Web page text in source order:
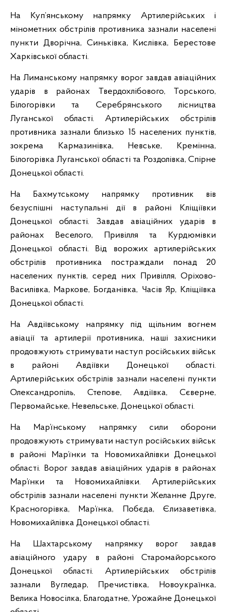
На Куп’янському напрямку Артилерійських і
мінометних обстрілів противника зазнали населені
пункти Дворічна, Синьківка, Кислівка, Берестове
Харківської області.
На Лиманському напрямку ворог завдав авіаційних
ударів в районах Твердохлібового, Торського,
Білогорівки та Серебрянського лісництва
Луганської області. Артилерійських обстрілів
противника зазнали близько 15 населених пунктів,
зокрема Кармазинівка, Невське, Кремінна,
Білогорівка Луганської області та Роздолівка, Спірне
Донецької області.
На Бахмутському напрямку противник вів
безуспішні наступальні дії в районі Кліщіївки
Донецької області. Завдав авіаційних ударів в
районах Веселого, Привілля та Курдюмівки
Донецької області. Від ворожих артилерійських
обстрілів противника постраждали понад 20
населених пунктів, серед них Привілля, Оріхово-
Василівка, Маркове, Богданівка, Часів Яр, Кліщіївка
Донецької області.
На Авдіївському напрямку під щільним вогнем
авіації та артилерії противника, наші захисники
продовжують стримувати наступ російських військ
в районі Авдіївки Донецької області.
Артилерійських обстрілів зазнали населені пункти
Олександропіль, Степове, Авдіївка, Сєверне,
Первомайське, Невельське, Донецької області.
На Мар’їнському напрямку сили оборони
продовжують стримувати наступ російських військ
в районі Мар’їнки та Новомихайлівки Донецької
області. Ворог завдав авіаційних ударів в районах
Мар’їнки та Новомихайлівки. Артилерійських
обстрілів зазнали населені пункти Желанне Друге,
Красногорівка, Мар’їнка, Побєда, Єлизаветівка,
Новомихайлівка Донецької області.
На Шахтарському напрямку ворог завдав
авіаційного удару в районі Старомайорського
Донецької області. Артилерійських обстрілів
зазнали Вугледар, Пречистівка, Новоукраїнка,
Велика Новосілка, Благодатне, Урожайне Донецької